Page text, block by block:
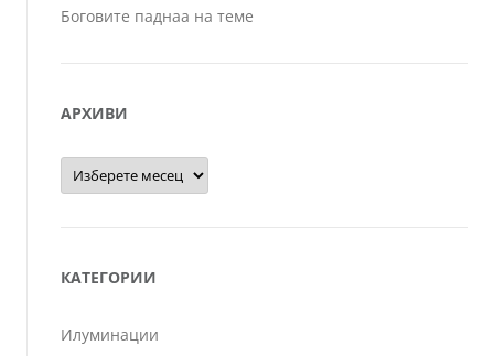
Боговите паднаа на теме
АРХИВИ
Архиви
КАТЕГОРИИ
Илуминации